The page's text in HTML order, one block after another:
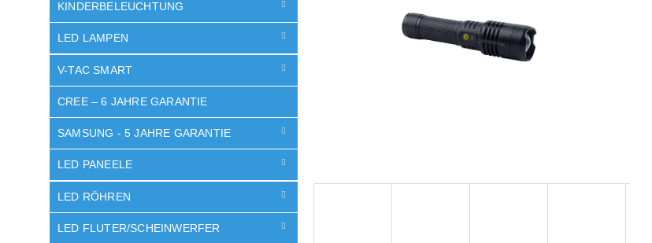
KINDERBELEUCHTUNG
LED LAMPEN
V-TAC SMART
CREE – 6 JAHRE GARANTIE
SAMSUNG - 5 JAHRE GARANTIE
LED PANEELE
LED RÖHREN
LED FLUTER/SCHEINWERFER